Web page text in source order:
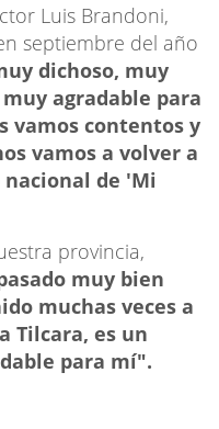
Luis Brandoni,
septiembre del año
dichoso, muy
agradable para
vamos contentos y
vamos a volver a
de 'Mi
provincia,
muy bien
muchas veces a
Tilcara, es un
para mí".